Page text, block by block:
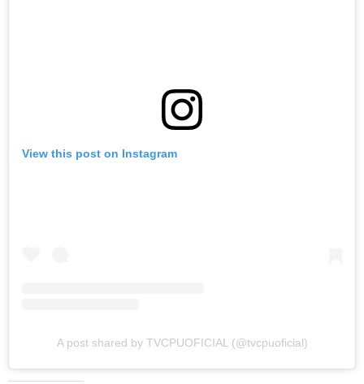
View this post on Instagram
A post shared by TVCPUOFICIAL (@tvcpuoficial)